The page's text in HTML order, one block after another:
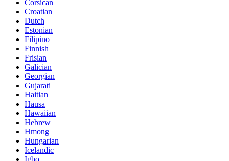
Corsican
Croatian
Dutch
Estonian
Filipino
Finnish
Frisian
Galician
Georgian
Gujarati
Haitian
Hausa
Hawaiian
Hebrew
Hmong
Hungarian
Icelandic